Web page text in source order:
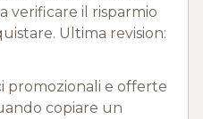
verificare il risparmio
Ultima revision:
promozionali e offerte
copiare un